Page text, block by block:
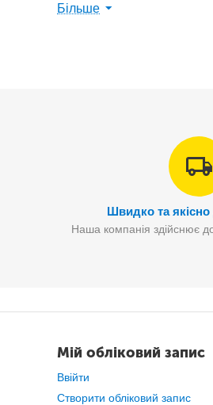
Більше
Швидко та
Наша компанія здійснює
Мій обліковий запис
Ввійти
Створити обліковий запис